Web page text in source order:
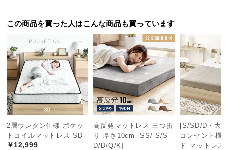
商
品
の
配
送
つ
い
この商品を買った人はこんな商品も買っています
2層ウレタン仕様 ポケッ
トコイルマットレス SD
￥12,999
高反発マットレス 三つ折
り 厚さ10cm [SS/ S/S
D/D/Q/K]
[S/SD/D・大
コンセント機
ド マットレス